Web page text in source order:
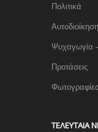
Πολιτικά
Αυτοδιοίκηση
Ψυχαγωγία
Προτάσεις
Φωτογραφίες
TΕΛΕΥΤΑΊΑ